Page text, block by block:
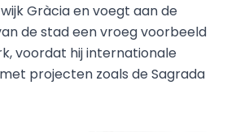
Gràcia en voegt aan de
de stad een vroeg voorbeeld
voordat hij internationale
projecten zoals de Sagrada